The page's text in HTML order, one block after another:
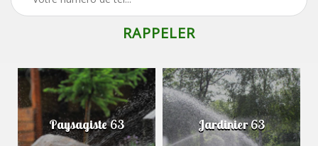
Paysagiste 63 Jardinier 63